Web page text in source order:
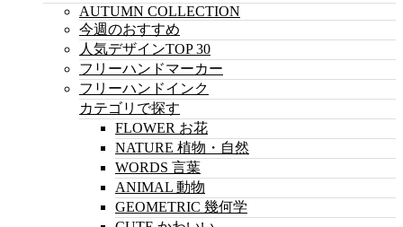
AUTUMN COLLECTION
今週のおすすめ
人気デザインTOP 30
フリーハンドマーカー
フリーハンドインク
カテゴリで探す
FLOWER お花
NATURE 植物・自然
WORDS 言葉
ANIMAL 動物
GEOMETRIC 幾何学